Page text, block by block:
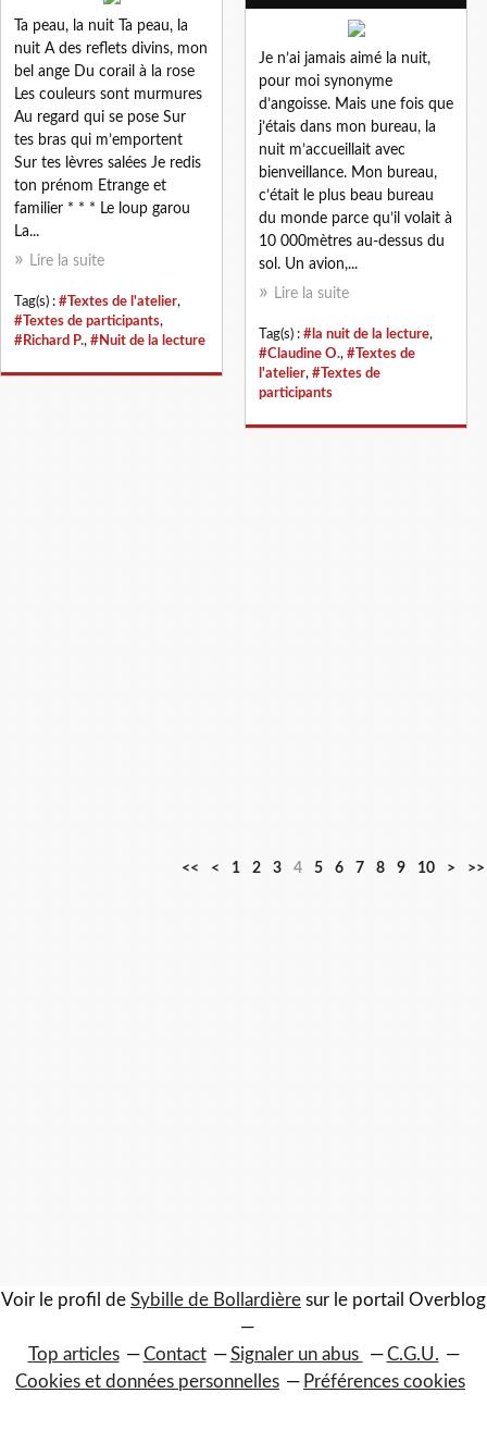
Ta peau, la nuit Ta peau, la
nuit A des reflets divins, mon
bel ange Du corail à la rose
Les couleurs sont murmures
Au regard qui se pose Sur
tes bras qui m’emportent
Sur tes lèvres salées Je redis
ton prénom Etrange et
familier * * * Le loup garou
La...
Lire la suite
Tag(s) : #Textes de l'atelier,
#Textes de participants,
#Richard P., #Nuit de la lecture
Je n’ai jamais aimé la nuit,
pour moi synonyme
d’angoisse. Mais une fois que
j’étais dans mon bureau, la
nuit m’accueillait avec
bienveillance. Mon bureau,
c’était le plus beau bureau
du monde parce qu’il volait à
10 000mètres au-dessus du
sol. Un avion,...
Lire la suite
Tag(s) : #la nuit de la lecture,
#Claudine O., #Textes de
l'atelier, #Textes de
participants
<< < 1 2 3 4 5 6 7 8 9 10 > >>
Voir le profil de Sybille de Bollardière sur le portail Overblog
Top articles Contact Signaler un abus
C.G.U.
Cookies et données personnelles
Préférences cookies